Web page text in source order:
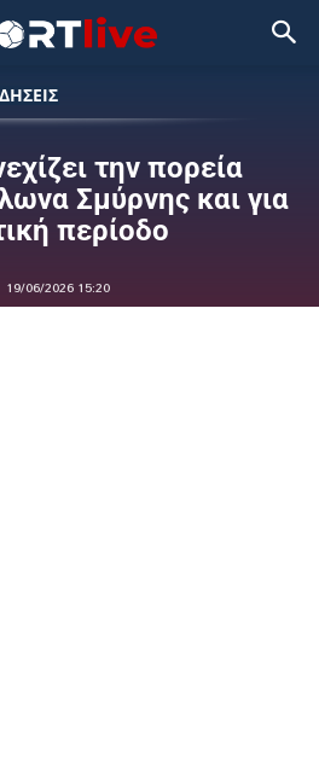
την πορεία
Σμύρνης και για
περίοδο
19/06/2026 15:20